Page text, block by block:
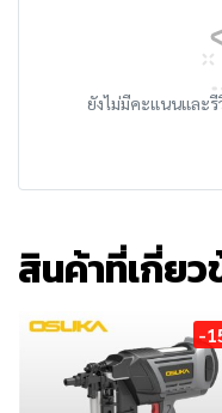
ยังไม่มีคะแนนและ
สินค้าที่เกี่ย
-